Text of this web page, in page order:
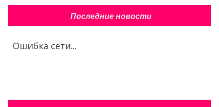
Последние новости
Ошибка сети...